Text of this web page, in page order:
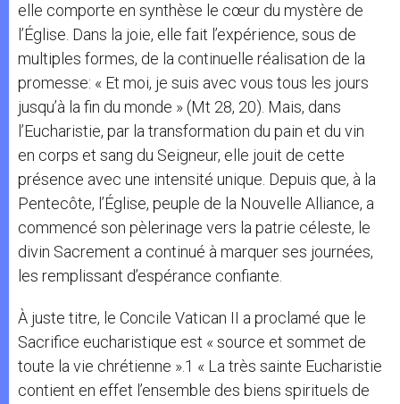
elle comporte en synthèse le cœur du mystère de
l’Église. Dans la joie, elle fait l’expérience, sous de
multiples formes, de la continuelle réalisation de la
promesse: « Et moi, je suis avec vous tous les jours
jusqu’à la fin du monde » (Mt 28, 20). Mais, dans
l’Eucharistie, par la transformation du pain et du vin
en corps et sang du Seigneur, elle jouit de cette
présence avec une intensité unique. Depuis que, à la
Pentecôte, l’Église, peuple de la Nouvelle Alliance, a
commencé son pèlerinage vers la patrie céleste, le
divin Sacrement a continué à marquer ses journées,
les remplissant d’espérance confiante.
À juste titre, le Concile Vatican II a proclamé que le
Sacrifice eucharistique est « source et sommet de
toute la vie chrétienne ».1 « La très sainte Eucharistie
contient en effet l’ensemble des biens spirituels de